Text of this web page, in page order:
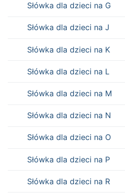
Słówka dla dzieci na G
Słówka dla dzieci na J
Słówka dla dzieci na K
Słówka dla dzieci na L
Słówka dla dzieci na M
Słówka dla dzieci na N
Słówka dla dzieci na O
Słówka dla dzieci na P
Słówka dla dzieci na R